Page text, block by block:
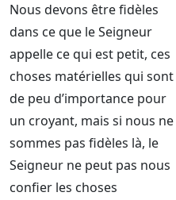
Nous devons être fidèles
dans ce que le Seigneur
appelle ce qui est petit, ces
choses matérielles qui sont
de peu d’importance pour
un croyant, mais si nous ne
sommes pas fidèles là, le
Seigneur ne peut pas nous
confier les choses